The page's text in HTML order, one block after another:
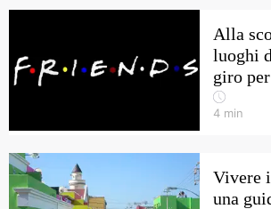
Alla
luoghi
giro
4 min
Vivere
una